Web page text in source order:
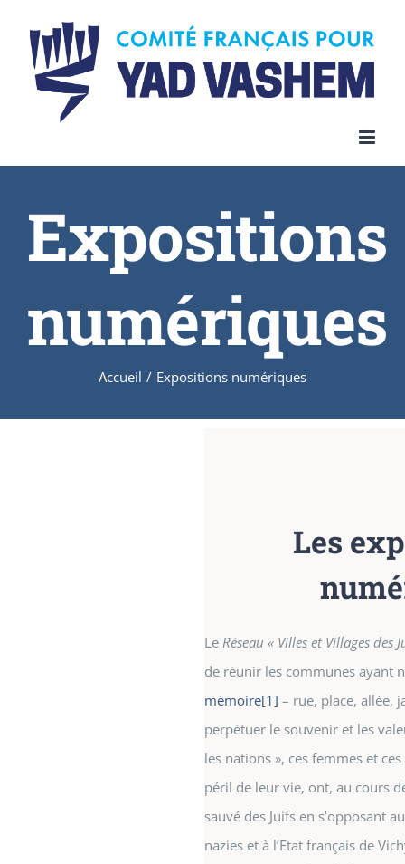
content
Expositions
numériques
Accueil / Expositions numériques
Les
Le Réseau « Villes et Villages des
de réunir les communes ayant
mémoire[1] – rue, place, allée,
perpétuer le souvenir et les
les nations », ces femmes et
péril de leur vie, ont, au cours
sauvé des Juifs en s’opposant
nazies et à l’Etat français de